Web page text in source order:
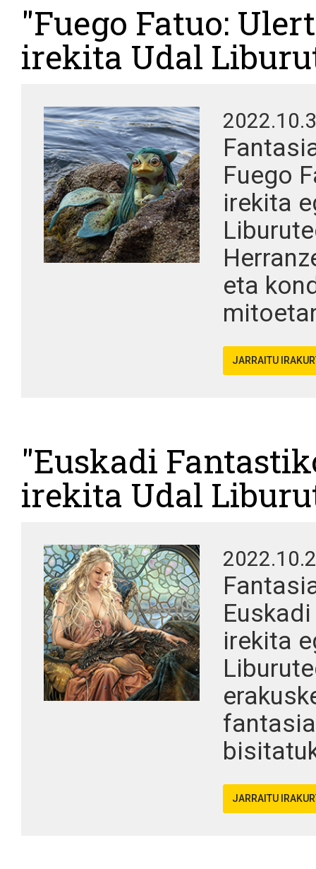
"Fuego Fatuo:
irekita Udal
Fuego
irekita
eta
JARRAITU
"Euskadi
irekita Udal
irekita
JARRAITU